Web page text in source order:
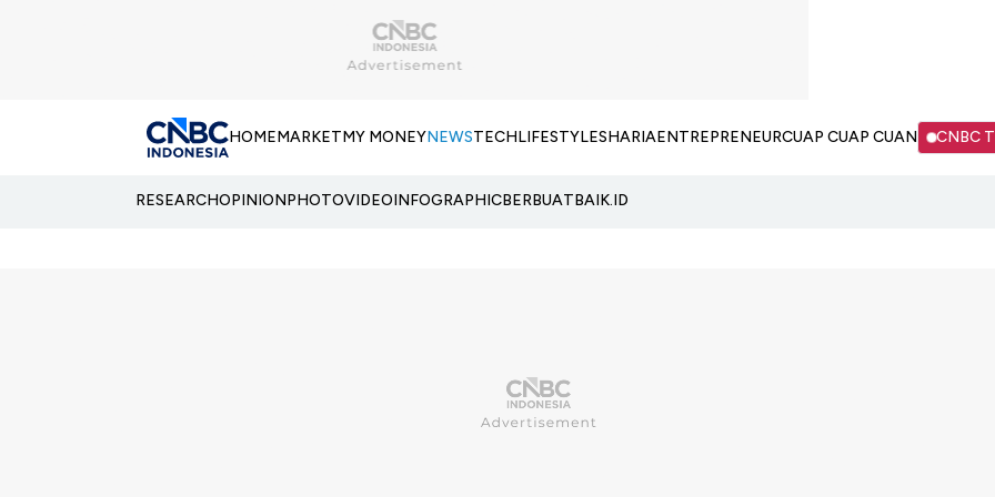
HOMEMARKETMY MONEYNEWSTECHLIFESTYLESHARIAENTREPRENEURCUAP CUAP CUAN CNBC
RESEARCHOPINIONPHOTOVIDEOINFOGRAPHICBERBUATBAIK.ID